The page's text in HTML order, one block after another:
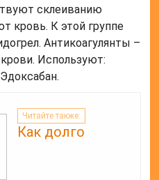
склеиванию
кровь. К этой группе
Антикоагулянты –
Используют:
Читайте также:
Как долго